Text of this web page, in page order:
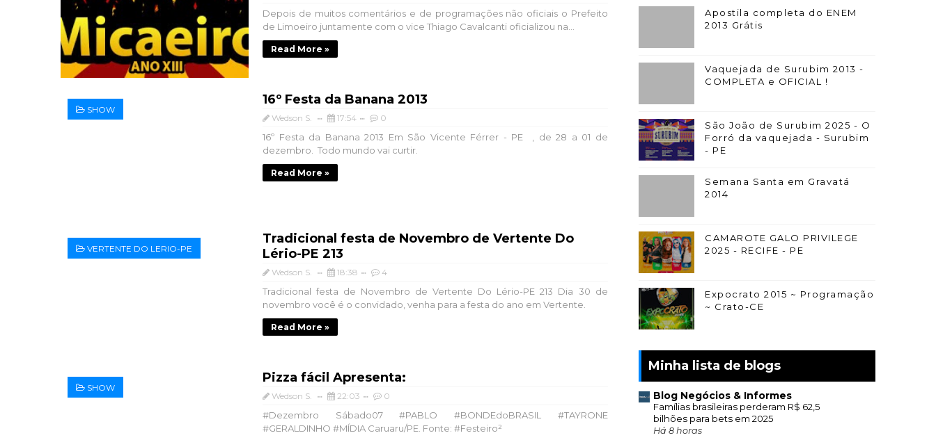
Depois de muitos comentários e de programações não oficiais o Prefeito
de Limoeiro juntamente com o vice Thiago Cavalcanti oficializou na...
Read More »
SHOW
16º Festa da Banana 2013
Wedson S. 17:54 0
16º Festa da Banana 2013 Em São Vicente Férrer - PE , de 28 a 01 de
dezembro. Todo mundo vai curtir.
Read More »
VERTENTE DO LERIO-PE
Tradicional festa de Novembro de Vertente Do
Lério-PE 213
Wedson S. 18:38 4
Tradicional festa de Novembro de Vertente Do Lério-PE 213 Dia 30 de
novembro você é o convidado, venha para a festa do ano em Vertente.
Read More »
SHOW
Pizza fácil Apresenta:
Wedson S. 22:03 0
#Dezembro Sábado07 #PABLO #BONDEdoBRASIL #TAYRONE
#GERALDINHO #MÍDIA Caruaru/PE. Fonte: #Festeiro²
Apostila completa do ENEM
2013 Grátis
Vaquejada de Surubim 2013 -
COMPLETA e OFICIAL !
São João de Surubim 2025 - O
Forró da vaquejada - Surubim
- PE
Semana Santa em Gravatá
2014
CAMAROTE GALO PRIVILEGE
2025 - RECIFE - PE
Expocrato 2015 ~ Programação
~ Crato-CE
Minha lista de blogs
Blog Negócios & Informes
Famílias brasileiras perderam R$ 62,5
bilhões para bets em 2025
Há 8 horas